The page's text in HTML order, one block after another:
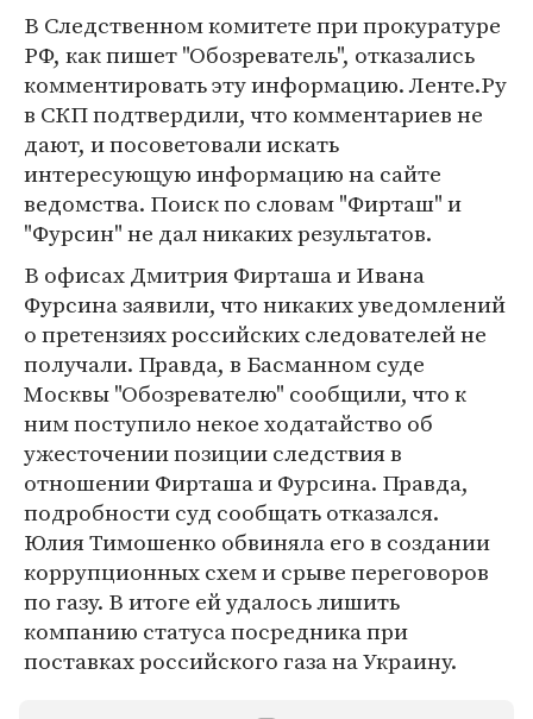
В Следственном комитете при прокуратуре
РФ, как пишет "Обозреватель", отказались
комментировать эту информацию. Ленте.Ру
в СКП подтвердили, что комментариев не
дают, и посоветовали искать
интересующую информацию на сайте
ведомства. Поиск по словам "Фирташ" и
"Фурсин" не дал никаких результатов.
В офисах Дмитрия Фирташа и Ивана
Фурсина заявили, что никаких уведомлений
о претензиях российских следователей не
получали. Правда, в Басманном суде
Москвы "Обозревателю" сообщили, что к
ним поступило некое ходатайство об
ужесточении позиции следствия в
отношении Фирташа и Фурсина. Правда,
подробности суд сообщать отказался.
Юлия Тимошенко обвиняла его в создании
коррупционных схем и срыве переговоров
по газу. В итоге ей удалось лишить
компанию статуса посредника при
поставках российского газа на Украину.